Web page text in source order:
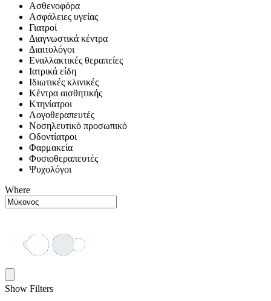
Ασθενοφόρα
Ασφάλειες υγείας
Γιατροί
Διαγνωστικά κέντρα
Διαιτολόγοι
Εναλλακτικές θεραπείες
Ιατρικά είδη
Ιδιωτικές κλινικές
Κέντρα αισθητικής
Κτηνίατροι
Λογοθεραπευτές
Νοσηλευτικό προσωπικό
Οδοντίατροι
Φαρμακεία
Φυσιοθεραπευτές
Ψυχολόγοι
Where
Show Filters